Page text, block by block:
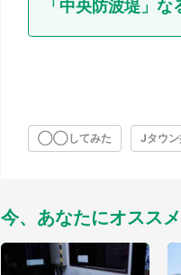
「中央防波堤」
◯◯してみた Jタウ
今、あなたにオススメ